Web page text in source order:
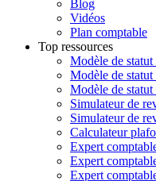
Blog
Vidéos
Plan comptable
Top ressources
Modèle de statut
Modèle de
Modèle de
Simulateur de
Simulateur de
Calculateur
Expert
Expert
Expert